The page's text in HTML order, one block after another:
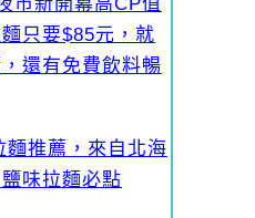
只要$85元，就
還有免費飲料暢
麵推薦，來自北海
味拉麵必點